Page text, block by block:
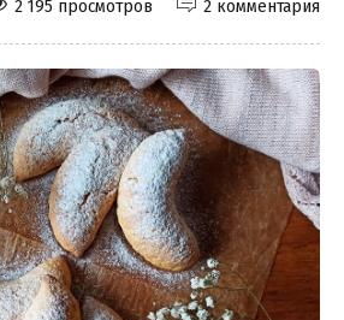
2 комментария
2 195 просмотров